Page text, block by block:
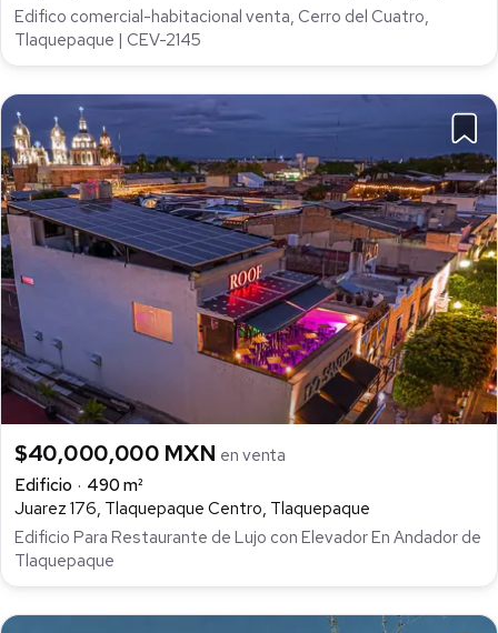
Edifico comercial-habitacional venta, Cerro del Cuatro,
Tlaquepaque | CEV-2145
$40,000,000 MXN en venta
Edificio
490 m²
Juarez 176, Tlaquepaque Centro, Tlaquepaque
Edificio Para Restaurante de Lujo con Elevador En Andador de
Tlaquepaque